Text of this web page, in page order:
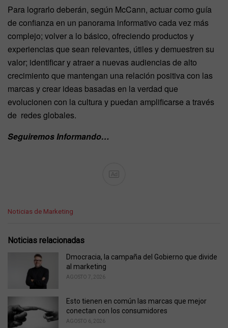
Para lograrlo deberán, según McCann, actuar como guía
de confianza en un panorama informativo cada vez más
complejo; volver a lo básico, ofreciendo productos y
experiencias que sean relevantes, útiles y demuestren su
valor; identificar y atraer a nuevas audiencias de alto
crecimiento que mantengan una relación positiva con las
marcas y crear ideas basadas en la verdad que
evolucionen con la cultura y puedan amplificarse a través
de redes globales.
Seguiremos Informando…
Ad
C
e
Noticias de Marketing
Noticias relacionadas
Dmocracia, la campaña del Gobierno que divide
al marketing
AGOSTO 7, 2026
Esto tienen en común las marcas que mejor
conectan con los consumidores
AGOSTO 6, 2026